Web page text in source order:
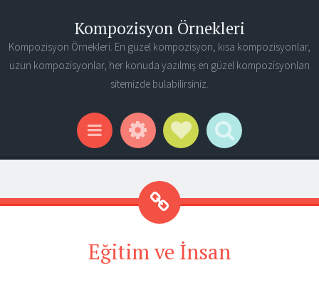
Kompozisyon Örnekleri
Kompozisyon Örnekleri. En güzel kompozisyon, kısa kompozisyonlar,
uzun kompozisyonlar, her konuda yazılmış en güzel kompozisyonları
sitemizde bulabilirsiniz.
Menu WidgetsSocial Links
Search
Eğitim ve İnsan